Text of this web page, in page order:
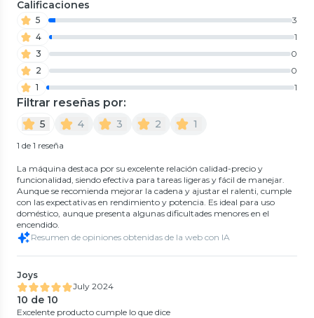
Calificaciones
5
3
4
1
3
0
2
0
1
1
Filtrar reseñas por:
5 4 3 2 1
1 de 1 reseña
La máquina destaca por su excelente relación calidad-precio y
funcionalidad, siendo efectiva para tareas ligeras y fácil de manejar.
Aunque se recomienda mejorar la cadena y ajustar el ralenti, cumple
con las expectativas en rendimiento y potencia. Es ideal para uso
doméstico, aunque presenta algunas dificultades menores en el
encendido.
Resumen de opiniones obtenidas de la web con IA
Joys
July 2024
10 de 10
Excelente producto cumple lo que dice